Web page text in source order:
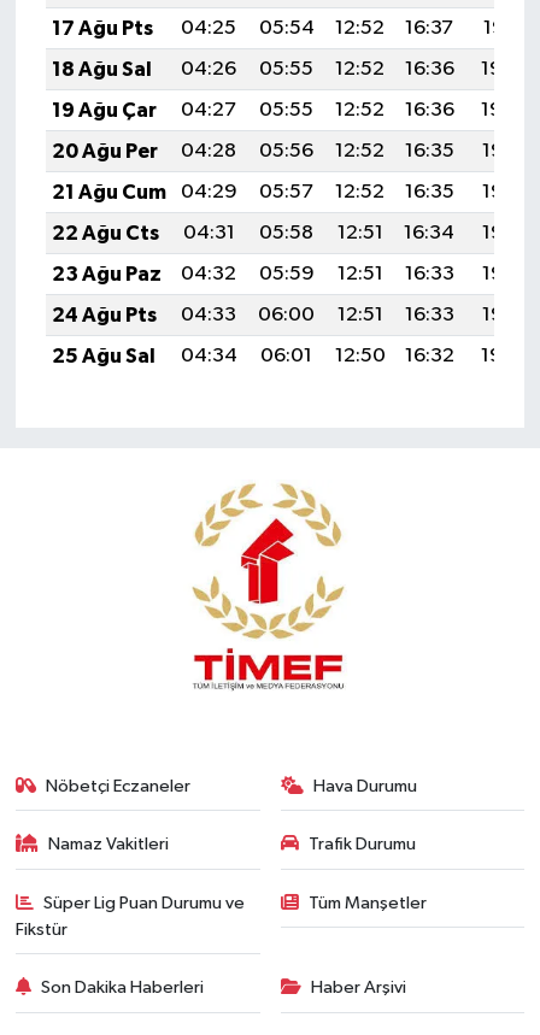
17 Ağu Pts
04:25 05:54 12:52 16:37
19:41
18 Ağu Sal
04:26 05:55 12:52 16:36
19:40
19 Ağu Çar
04:27 05:55 12:52 16:36
19:39
20 Ağu Per
04:28 05:56 12:52 16:35
19:37
21 Ağu Cum
04:29 05:57 12:52 16:35
19:36
22 Ağu Cts
04:31 05:58 12:51 16:34
19:35
23 Ağu Paz
04:32 05:59 12:51 16:33
19:33
24 Ağu Pts
04:33 06:00 12:51 16:33
19:32
25 Ağu Sal
04:34 06:01 12:50 16:32 19:30
Nöbetçi Eczaneler Hava Durumu
Namaz Vakitleri Trafik Durumu
Süper Lig Puan Durumu ve
Fikstür
Tüm Manşetler
Son Dakika Haberleri Haber Arşivi